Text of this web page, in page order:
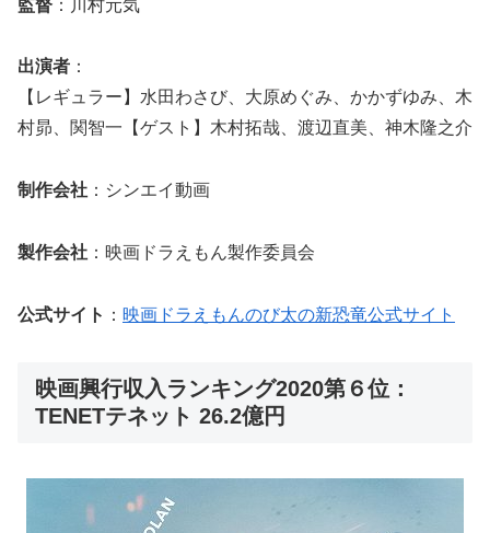
監督 ：川村元気
出演者 ：
【レギュラー】水田わさび、大原めぐみ、かかずゆみ、木
村昴、関智一【ゲスト】木村拓哉、渡辺直美、神木隆之介
制作会社 ：シンエイ動画
製作会社 ：映画ドラえもん製作委員会
公式サイト ： 映画ドラえもんのび太の新恐竜公式サイト
映画興行収入ランキング2020第６位：
TENETテネット 26.2億円